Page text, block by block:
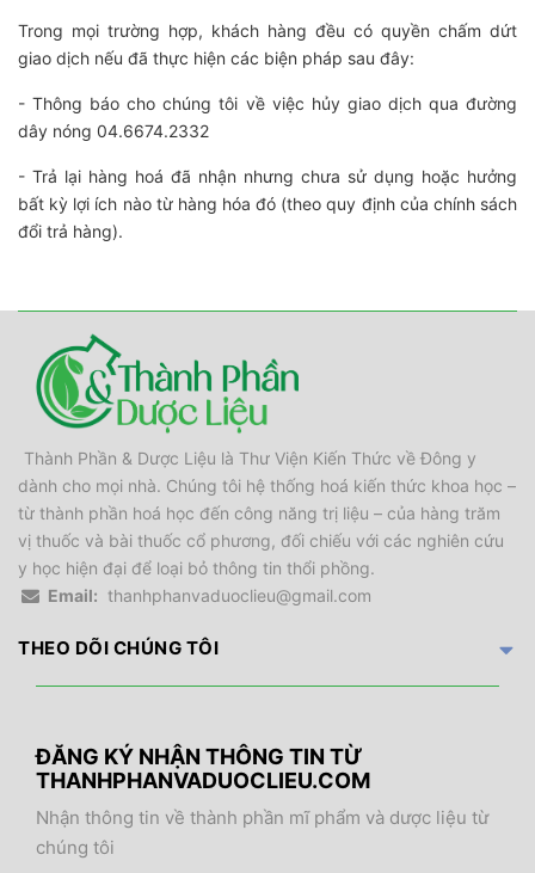
Trong mọi trường hợp, khách hàng đều có quyền chấm dứt
giao dịch nếu đã thực hiện các biện pháp sau đây:
- Thông báo cho chúng tôi về việc hủy giao dịch qua đường
dây nóng 04.6674.2332
- Trả lại hàng hoá đã nhận nhưng chưa sử dụng hoặc hưởng
bất kỳ lợi ích nào từ hàng hóa đó (theo quy định của chính sách
đổi trả hàng).
Thành Phần & Dược Liệu là Thư Viện Kiến Thức về Đông y
dành cho mọi nhà. Chúng tôi hệ thống hoá kiến thức khoa học –
từ thành phần hoá học đến công năng trị liệu – của hàng trăm
vị thuốc và bài thuốc cổ phương, đối chiếu với các nghiên cứu
y học hiện đại để loại bỏ thông tin thổi phồng.
Email: thanhphanvaduoclieu@gmail.com
THEO DÕI CHÚNG TÔI
ĐĂNG KÝ NHẬN THÔNG TIN TỪ
THANHPHANVADUOCLIEU.COM
Nhận thông tin về thành phần mĩ phẩm và dược liệu từ
chúng tôi